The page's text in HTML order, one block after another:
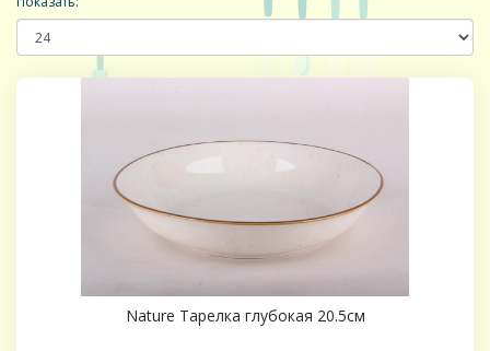
Nature Тарелка глубокая 20.5см